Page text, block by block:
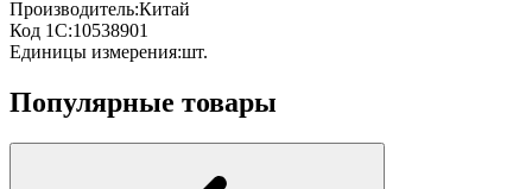
Производитель:Китай
Код 1С:10538901
Единицы измерения:шт.
Популярные товары